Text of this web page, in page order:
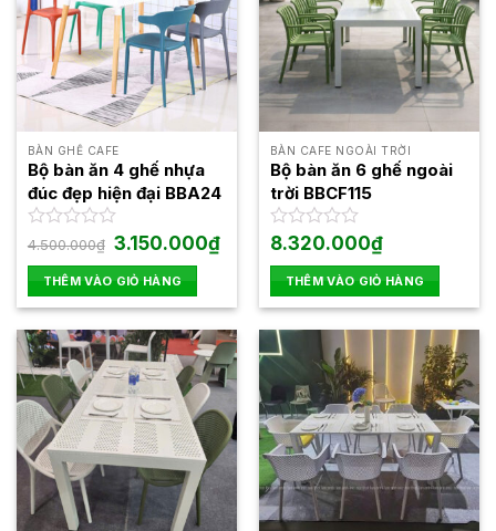
BÀN GHẾ CAFE
Bộ bàn ăn 4 ghế nhựa
đúc đẹp hiện đại BBA24
Được
hạng
0
5
sao
4.500.000₫ Giá
gốc
là:
4.500.000₫.
3.150.000₫Giá
hiện
3.150.000₫.
THÊM VÀO GIỎ HÀNG
BÀN CAFE NGOÀI TRỜI
Bộ bàn ăn 6 ghế ngoài
trời BBCF115
Được
hạng
0
5
sao
8.320.000₫
THÊM VÀO GIỎ HÀNG